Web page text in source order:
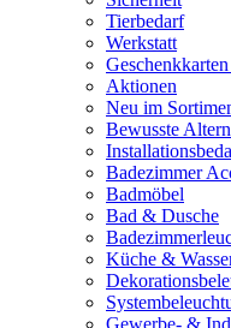
Tierbedarf
Werkstatt
Aktionen
Neu im
Bewusste
Badezimmer
Badmöbel
Bad & Dusche
Küche &
Gewerbe- &